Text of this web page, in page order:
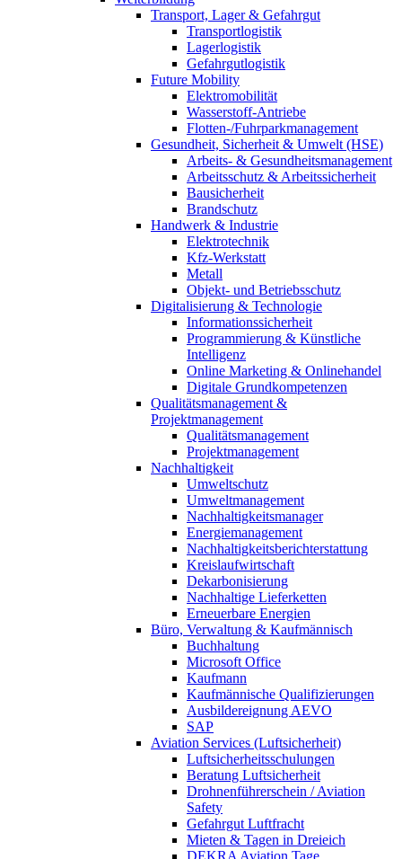
Transport, Lager & Gefahrgut
Transportlogistik
Lagerlogistik
Gefahrgutlogistik
Future Mobility
Elektromobilität
Wasserstoff-Antriebe
Flotten-/Fuhrparkmanagement
Gesundheit, Sicherheit & Umwelt (HSE)
Arbeits- & Gesundheitsmanagement
Arbeitsschutz & Arbeitssicherheit
Bausicherheit
Brandschutz
Handwerk & Industrie
Elektrotechnik
Kfz-Werkstatt
Metall
Objekt- und Betriebsschutz
Digitalisierung & Technologie
Informationssicherheit
Programmierung & Künstliche
Intelligenz
Online Marketing & Onlinehandel
Digitale Grundkompetenzen
Qualitätsmanagement &
Projektmanagement
Qualitätsmanagement
Projektmanagement
Nachhaltigkeit
Umweltschutz
Umweltmanagement
Nachhaltigkeitsmanager
Energiemanagement
Nachhaltigkeitsberichterstattung
Kreislaufwirtschaft
Dekarbonisierung
Nachhaltige Lieferketten
Erneuerbare Energien
Büro, Verwaltung & Kaufmännisch
Buchhaltung
Microsoft Office
Kaufmann
Kaufmännische Qualifizierungen
Ausbildereignung AEVO
SAP
Aviation Services (Luftsicherheit)
Luftsicherheitsschulungen
Beratung Luftsicherheit
Drohnenführerschein / Aviation
Safety
Gefahrgut Luftfracht
Mieten & Tagen in Dreieich
DEKRA Aviation Tage